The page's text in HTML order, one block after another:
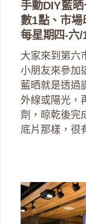
手動DIY藍
數1點、市場
每星期四-六/
大家來到第六
小朋友來參加
藍晒就是透過
外線或陽光，
劑，晾乾後完
底片那樣，很